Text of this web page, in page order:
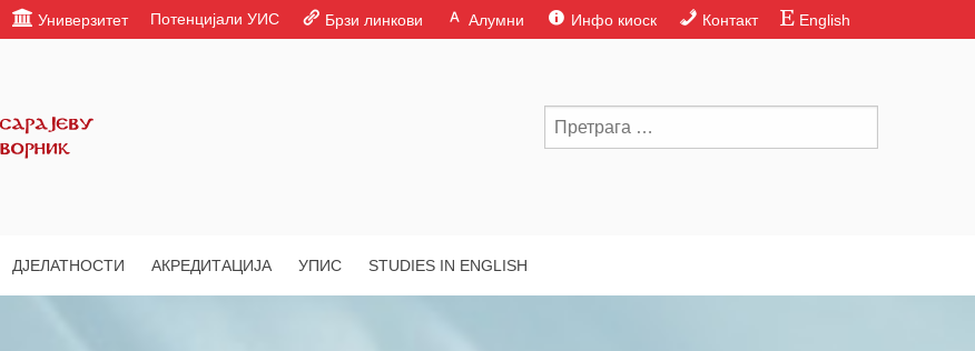
English
Контакт
Инфо киоск
Алумни
Брзи линкови
Потенцијали УИС
Универзитет
ДЈЕЛАТНОСТИ АКРЕДИТАЦИЈА УПИС STUDIES IN ENGLISH